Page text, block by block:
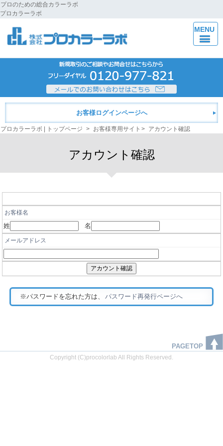
プロのための総合カラーラボ
プロカラーラボ
MENU
お客様ログインページへ
プロカラーラボ | トップページ > お客様専用サイト > アカウント確認
アカウント確認
お客様名
姓 名
メールアドレス
※パスワードを忘れた方は、 パスワード再発行ページへ
PAGETOP
Copyright (C)procolorlab All Rights Reserved.